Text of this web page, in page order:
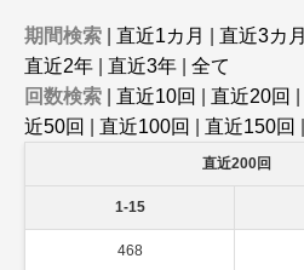
期間検索 直近1カ月 直近3カ月
直近2年
直近3年
全て
回数検索
直近10回 直近20回
近50回
直近100回 直近150回
直近200回
1-15
468